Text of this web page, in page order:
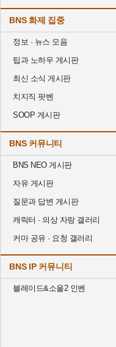
BNS 화제 집중
정보 · 뉴스 모음
팁과 노하우 게시판
최신 소식 게시판
치지직 팟벤
SOOP 게시판
BNS 커뮤니티
BNS NEO 게시판
자유 게시판
질문과 답변 게시판
캐릭터 · 의상 자랑 갤러리
커마 공유 · 요청 갤러리
BNS IP 커뮤니티
블레이드&소울2 인벤